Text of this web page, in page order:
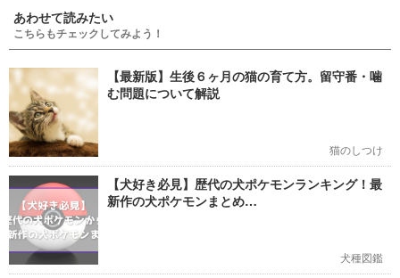
あわせて読みたい
こちらもチェックしてみよう！
【最新版】生後６ヶ月の猫の育て方。留守番・噛
む問題について解説
猫のしつけ
【犬好き必見】歴代の犬ポケモンランキング！最
新作の犬ポケモンまとめ…
犬種図鑑